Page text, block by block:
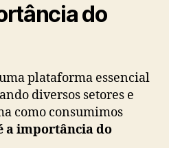
do
plataforma essencial
diversos setores e
como consumimos
a importância do